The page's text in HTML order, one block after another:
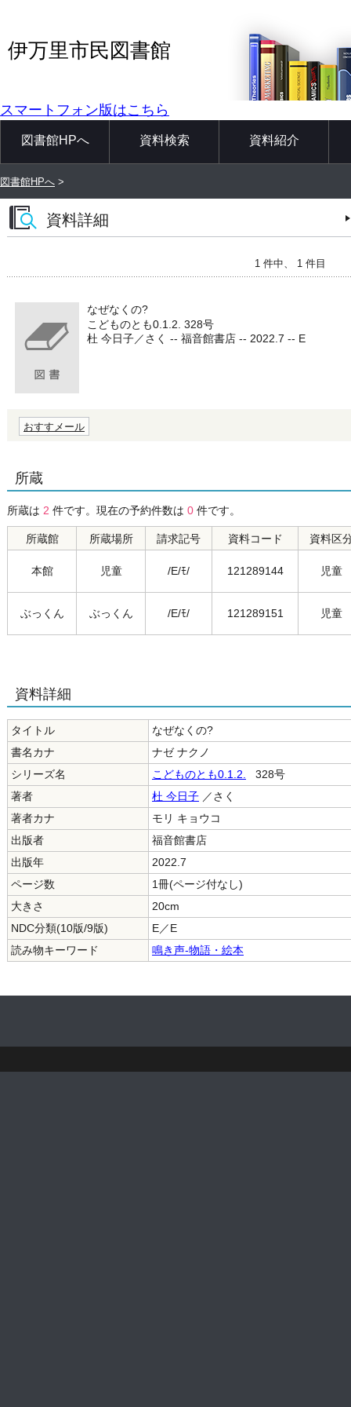
伊万里市民図書館
スマートフォン版はこちら
図書館HPへ 資料検索 資料紹介
図書館HPへ >
資料詳細
1 件中、 1 件目
なぜなくの?
こどものとも0.1.2. 328号
杜 今日子／さく -- 福音館書店 -- 2022.7 -- E
おすすメール
所蔵
所蔵は 2 件です。現在の予約件数は 0 件です。
所蔵館 所蔵場所 請求記号 資料コード 資料区
本館 児童 /E/ﾓ/ 121289144 児童
ぶっくん ぶっくん /E/ﾓ/ 121289151 児童
資料詳細
タイトル
なぜなくの?
書名カナ
ナゼ ナクノ
シリーズ名
こどものとも0.1.2.
328号
著者
杜 今日子 ／さく
著者カナ
モリ キョウコ
出版者
福音館書店
出版年
2022.7
ページ数
1冊(ページ付なし)
大きさ
20cm
NDC分類(10版/9版)
E／E
読み物キーワード
鳴き声-物語・絵本